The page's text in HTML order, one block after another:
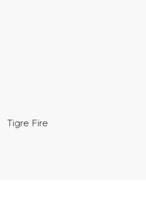
Tigre Fire